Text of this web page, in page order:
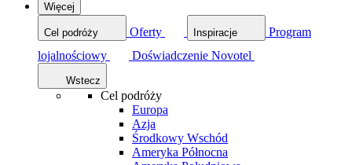
Więcej
Cel podróży Oferty Inspiracje
Program
lojalnościowy
Doświadczenie Novotel
Wstecz
Cel podróży
Europa
Azja
Środkowy Wschód
Ameryka Północna